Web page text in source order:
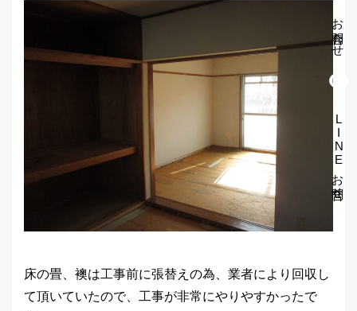
床の畳、襖は工事前に張替えの為、業者により回収し
て頂いていたので、工事が非常にやりやすかったで
お問合わせ
LINEお問合せ